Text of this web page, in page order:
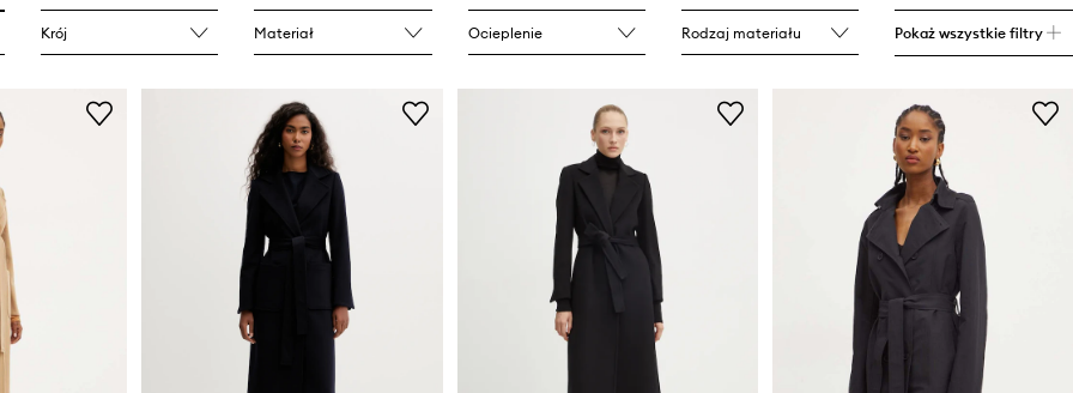
Krój Materiał Ocieplenie Rodzaj materiału Pokaż wszystkie filtry